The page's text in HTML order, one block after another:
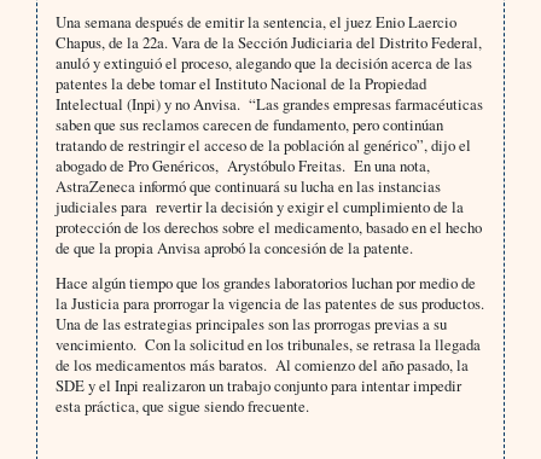
Una semana después de emitir la sentencia, el juez Enio Laercio
Chapus, de la 22a. Vara de la Sección Judiciaria del Distrito Federal,
anuló y extinguió el proceso, alegando que la decisión acerca de las
patentes la debe tomar el Instituto Nacional de la Propiedad
Intelectual (Inpi) y no Anvisa. “Las grandes empresas farmacéuticas
saben que sus reclamos carecen de fundamento, pero continúan
tratando de restringir el acceso de la población al genérico”, dijo el
abogado de Pro Genéricos, Arystóbulo Freitas. En una nota,
AstraZeneca informó que continuará su lucha en las instancias
judiciales para revertir la decisión y exigir el cumplimiento de la
protección de los derechos sobre el medicamento, basado en el hecho
de que la propia Anvisa aprobó la concesión de la patente.
Hace algún tiempo que los grandes laboratorios luchan por medio de
la Justicia para prorrogar la vigencia de las patentes de sus productos.
Una de las estrategias principales son las prorrogas previas a su
vencimiento. Con la solicitud en los tribunales, se retrasa la llegada
de los medicamentos más baratos. Al comienzo del año pasado, la
SDE y el Inpi realizaron un trabajo conjunto para intentar impedir
esta práctica, que sigue siendo frecuente.